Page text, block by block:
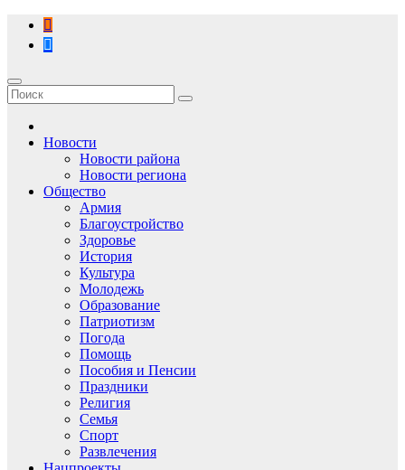
Перейти
содержимому
Новости
Новости района
Новости региона
Общество
Армия
Благоустройство
Здоровье
История
Культура
Молодежь
Образование
Патриотизм
Погода
Помощь
Пособия и Пенсии
Праздники
Религия
Семья
Спорт
Развлечения